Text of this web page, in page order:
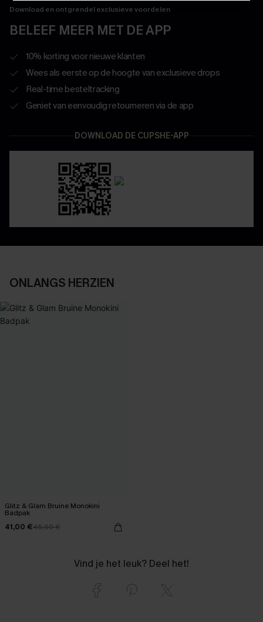
Download en ontgrendel exclusieve voordelen
BELEEF MEER MET DE APP
10% korting voor nieuwe klanten
Wees als eerste op de hoogte van exclusieve drops
Real-time besteltracking
Geniet van eenvoudig retourneren via de app
DOWNLOAD DE CUPSHE-APP
ONLANGS HERZIEN
Glitz & Glam Bruine Monokini
Badpak
41,00 €46,00 €
Vind je het leuk? Deel het!